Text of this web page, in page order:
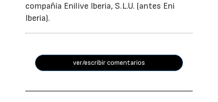
compañía Enilive Iberia, S.L.U. (antes Eni
Iberia).
ver/escribir comentarios